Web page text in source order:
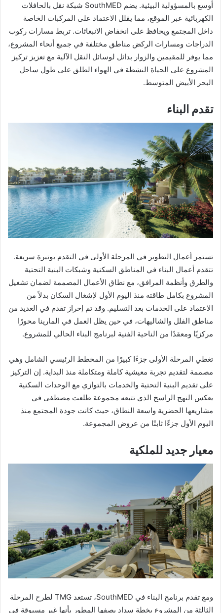
أوسع بالمسؤولية البيئية. يضم SouthMED شبكة نقل بالحافلات
الكهربائية عبر الموقع، مما يقلل الاعتماد على المركبات الخاصة
داخل المجتمع ويحافظ على انخفاض الانبعاثات. تربط مسارات ركوب
الدراجات ومسارات الركض مناطق مختلفة في جميع أنحاء المشروع،
مما يوفر للمقيمين والزوار بدائل لوسائل النقل الآلية مع تعزيز تركيز
المشروع على الحياة النشطة في الهواء الطلق على طول ساحل
البحر الأبيض المتوسط.
تقدم البناء
تستمر أعمال التطوير في المرحلة الأولى في التقدم بوتيرة سريعة.
تتقدم أعمال البناء في المناطق السكنية وشبكات البنية التحتية
والطرق وأنظمة المرافق، مع نطاق الأعمال المصممة لضمان تشغيل
المشروع بكامل طاقته منذ اليوم الأول لإشغال السكان بدلاً من
الاعتماد على الخدمات بعد التسليم. وقد تم إحراز تقدم في العديد من
مناطق الفلل والشاليهات، في حين يظل العمل في المارينا محورًا
مركزيًا ومعقدًا من الناحية الفنية لبرنامج البناء الحالي للمشروع.
تغطي المرحلة الأولى جزءًا كبيرًا من المخطط الرئيسي الشامل وهي
مصممة لتقديم تجربة معيشية كاملة ومتكاملة منذ البداية. إن التركيز
على تقديم البنية التحتية والخدمات بالتوازي مع الوحدات السكنية
يعكس النهج الراسخ الذي تتبعه مجموعة طلعت مصطفى في
مشاريعها الحضرية واسعة النطاق، حيث كانت جودة المجتمع منذ
اليوم الأول جزءًا ثابتًا من عروض المجموعة.
معيار جديد للملكية
ومع تقدم برنامج البناء في SouthMED، تستعد TMG لطرح المرحلة
الثالثة من المشروع بخطة سداد يصفها المطور بأنها غير مسبوقة في